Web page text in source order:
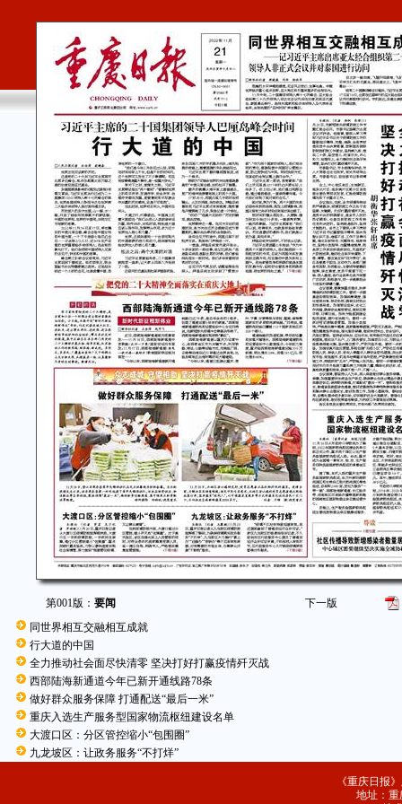
第001版：要闻
下一版
同世界相互交融相互成就
行大道的中国
全力推动社会面尽快清零 坚决打好打赢疫情歼灭战
西部陆海新通道今年已新开通线路78条
做好群众服务保障 打通配送“最后一米”
重庆入选生产服务型国家物流枢纽建设名单
大渡口区：分区管控缩小“包围圈”
九龙坡区：让政务服务“不打烊”
《重庆日报
地址：重